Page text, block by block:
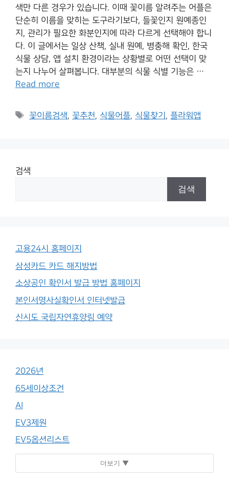
색만 다른 경우가 있습니다. 이때 꽃이름 알려주는 어플은
단순히 이름을 맞히는 도구라기보다, 들꽃인지 원예종인
지, 관리가 필요한 화분인지에 따라 다르게 선택해야 합니
다. 이 글에서는 일상 산책, 실내 원예, 병충해 확인, 한국
식물 상담, 앱 설치 환경이라는 상황별로 어떤 선택이 맞
는지 나누어 살펴봅니다. 대부분의 식물 식별 기능은 …
Read more
Tags
꽃이름검색,꽃추천, 식물어플, 식물찾기 ,플라워앱
검색
검색
고용24시 홈페이지
삼성카드 카드 해지방법
소상공인 확인서 발급 방법 홈페이지
본인서명사실확인서 인터넷발급
신시도 국립자연휴양림 예약
2026년
65세이상조건
AI
EV3제원
EV5옵션리스트
더보기 ▼